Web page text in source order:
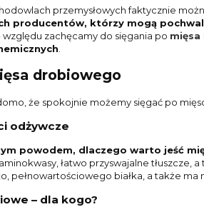
przemysłowych faktycznie
producentów, którzy mogą
względu zachęcamy do sięgania po mięsa
.
drobiowego
że spokojnie możemy sięgać po
odżywcze
powodem, dlaczego warto jeść
łatwo przyswajalne tłuszcze,
pełnowartościowego białka, a także ma
– dla kogo?